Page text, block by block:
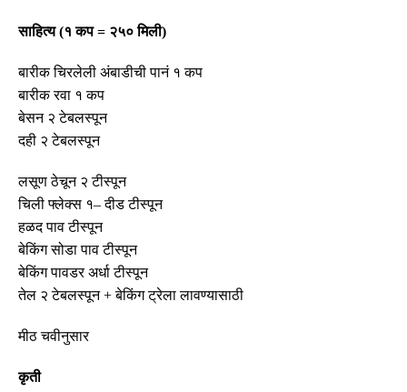
साहित्य(१ कप= २५० मिली)
बारीक चिरलेली अंबाडीची पानं १ कप
बारीक रवा १ कप
बेसन २ टेबलस्पून
दही २ टेबलस्पून
लसूण ठेचून २ टीस्पून
चिली फ्लेक्स १–दीड टीस्पून
हळद पाव टीस्पून
बेकिंग सोडा पाव टीस्पून
बेकिंग पावडर अर्धा टीस्पून
तेल २ टेबलस्पून+बेकिंग ट्रेला लावण्यासाठी
मीठ चवीनुसार
कृती